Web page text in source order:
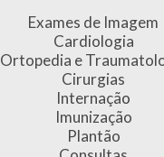
Exames de Imagem
Cardiologia
Ortopedia e
Cirurgias
Internação
Imunização
Plantão